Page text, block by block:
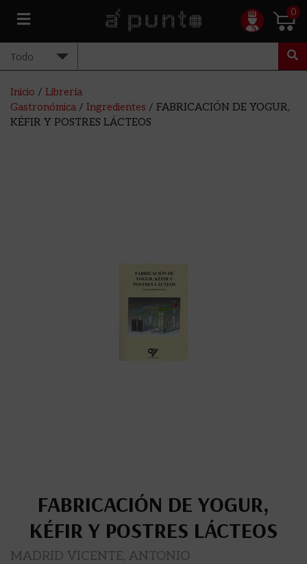
0
Inicio / Librería
Gastronómica / Ingredientes / FABRICACIÓN DE YOGUR,
KÉFIR Y POSTRES LÁCTEOS
FABRICACIÓN DE YOGUR,
KÉFIR Y POSTRES LÁCTEOS
MADRID VICENTE, ANTONIO